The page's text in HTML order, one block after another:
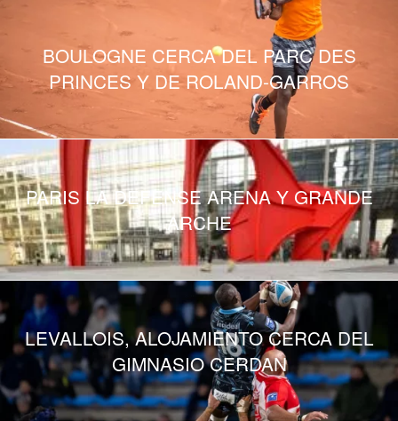
BOULOGNE CERCA DEL PARC DES
PRINCES Y DE ROLAND-GARROS
PARIS LA DEFENSE ARENA Y GRANDE
ARCHE
LEVALLOIS, ALOJAMIENTO CERCA DEL
GIMNASIO CERDAN